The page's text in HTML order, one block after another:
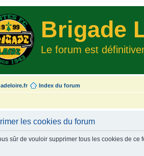
Brigade
Le forum est
Index du forum
les cookies du forum
sûr de vouloir supprimer tous les cookies de ce